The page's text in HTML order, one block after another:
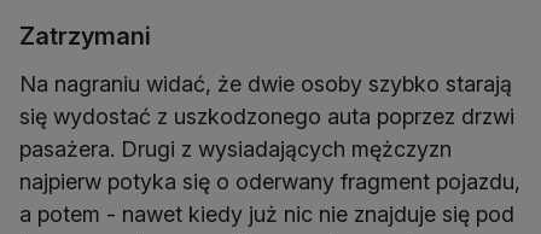
Zatrzymani
Na nagraniu widać, że dwie osoby szybko starają
się wydostać z uszkodzonego auta poprzez drzwi
pasażera. Drugi z wysiadających mężczyzn
najpierw potyka się o oderwany fragment pojazdu,
a potem - nawet kiedy już nic nie znajduje się pod